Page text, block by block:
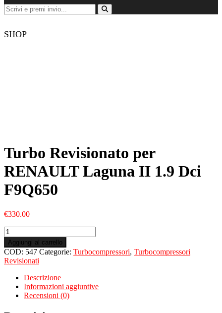
SHOP
Turbo Revisionato per
RENAULT Laguna II 1.9 Dci
F9Q650
€330.00
Turbo
Revisionato
per
RENAULT
Laguna
F9Q650
quantità
Aggiungi al carrello
COD: 547 Categorie: Turbocompressori, Turbocompressori
Revisionati
Descrizione
Informazioni aggiuntive
Recensioni (0)